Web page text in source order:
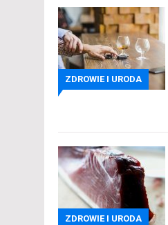
ZDROWIE I URODA
ZDROWIE I URODA